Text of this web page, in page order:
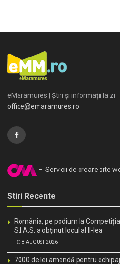
eMaramures | Știri și informații la zi
office@emaramures.ro
– Servicii de creare site
Stiri Recente
România, pe podium la
S.I.A.S. a obținut locul al II-lea
8 AUGUST 2026
7000 de lei amendă pentru